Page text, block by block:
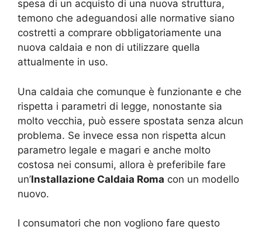
spesa di un acquisto di una nuova struttura,
temono che adeguandosi alle normative siano
costretti a comprare obbligatoriamente una
nuova caldaia e non di utilizzare quella
attualmente in uso.
Una caldaia che comunque è funzionante e che
rispetta i parametri di legge, nonostante sia
molto vecchia, può essere spostata senza alcun
problema. Se invece essa non rispetta alcun
parametro legale e magari e anche molto
costosa nei consumi, allora è preferibile fare
un’Installazione Caldaia Roma con un modello
nuovo.
I consumatori che non vogliono fare questo